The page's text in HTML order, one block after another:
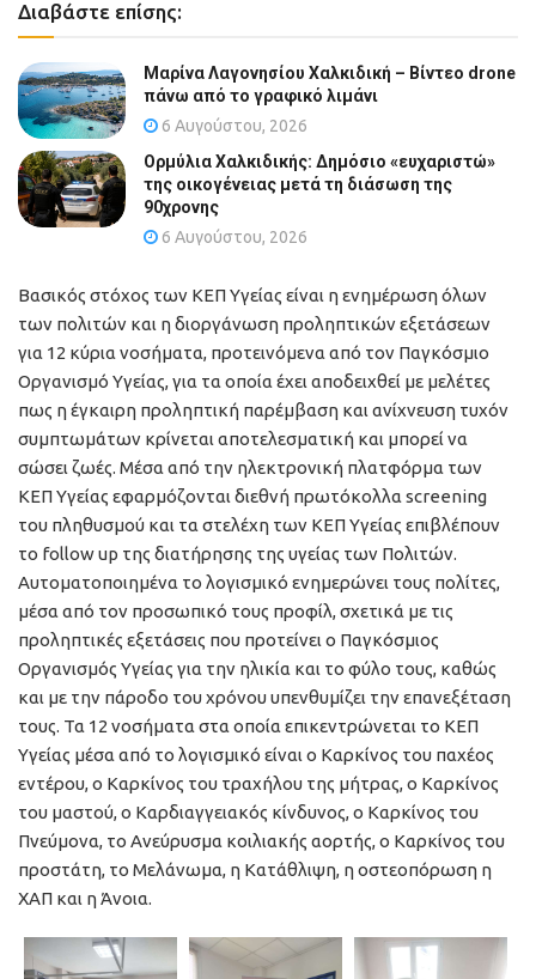
Διαβάστε επίσης:
Μαρίνα Λαγονησίου Χαλκιδική – Βίντεο drone
πάνω από το γραφικό λιμάνι
6 Αυγούστου, 2026
Ορμύλια Χαλκιδικής: Δημόσιο «ευχαριστώ»
της οικογένειας μετά τη διάσωση της
90χρονης
6 Αυγούστου, 2026
Βασικός στόχος των ΚΕΠ Υγείας είναι η ενημέρωση όλων
των πολιτών και η διοργάνωση προληπτικών εξετάσεων
για 12 κύρια νοσήματα, προτεινόμενα από τον Παγκόσμιο
Οργανισμό Υγείας, για τα οποία έχει αποδειχθεί με μελέτες
πως η έγκαιρη προληπτική παρέμβαση και ανίχνευση τυχόν
συμπτωμάτων κρίνεται αποτελεσματική και μπορεί να
σώσει ζωές. Μέσα από την ηλεκτρονική πλατφόρμα των
ΚΕΠ Υγείας εφαρμόζονται διεθνή πρωτόκολλα screening
του πληθυσμού και τα στελέχη των ΚΕΠ Υγείας επιβλέπουν
το follow up της διατήρησης της υγείας των Πολιτών.
Αυτοματοποιημένα το λογισμικό ενημερώνει τους πολίτες,
μέσα από τον προσωπικό τους προφίλ, σχετικά με τις
προληπτικές εξετάσεις που προτείνει ο Παγκόσμιος
Οργανισμός Υγείας για την ηλικία και το φύλο τους, καθώς
και με την πάροδο του χρόνου υπενθυμίζει την επανεξέταση
τους. Τα 12 νοσήματα στα οποία επικεντρώνεται το ΚΕΠ
Υγείας μέσα από το λογισμικό είναι ο Καρκίνος του παχέος
εντέρου, ο Καρκίνος του τραχήλου της μήτρας, ο Καρκίνος
του μαστού, ο Καρδιαγγειακός κίνδυνος, ο Καρκίνος του
Πνεύμονα, το Ανεύρυσμα κοιλιακής αορτής, ο Καρκίνος του
προστάτη, το Μελάνωμα, η Κατάθλιψη, η οστεοπόρωση η
ΧΑΠ και η Άνοια.